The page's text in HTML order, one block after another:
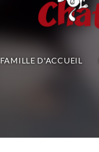
FAMILLE D'ACCUEIL